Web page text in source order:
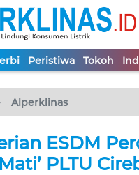
Peristiwa Tokoh
Alperklinas
ESDM
PLTU